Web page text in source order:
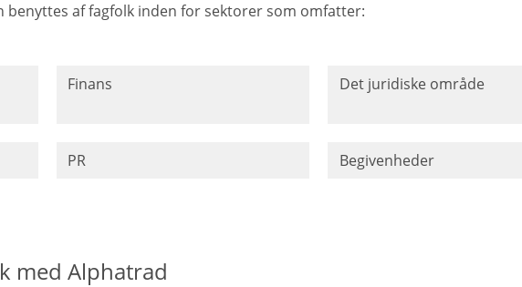
benyttes af fagfolk inden for sektorer som omfatter:
Finans Det juridiske område
PR Begivenheder
med Alphatrad